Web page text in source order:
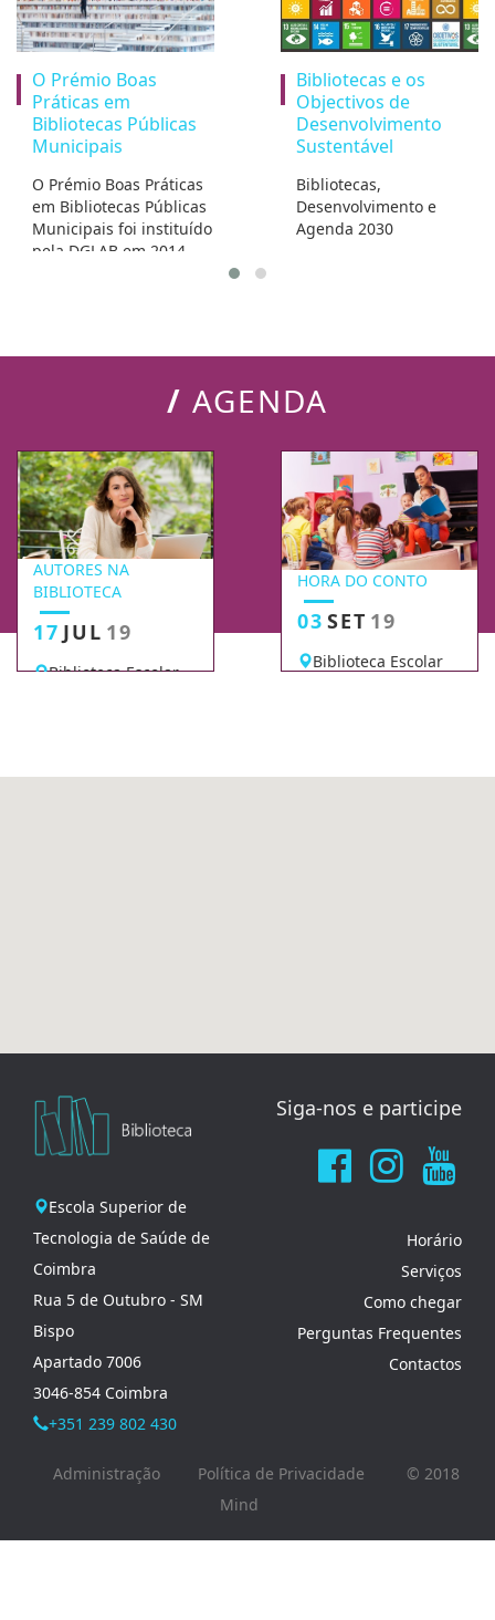
O Prémio Boas
Práticas em
Bibliotecas Públicas
Municipais
O Prémio Boas Práticas
em Bibliotecas Públicas
Municipais foi instituído
pela DGLAB em 2014,
bibliotecas públicas
portuguesas. Pretende-
contribuir para o
reconhecimento e para
a valorização do papel
social das bibliotecas
públicas, promovendo a
divulgação, partilha e
difusão das boas
práticas
Bibliotecas e os
Objectivos de
Desenvolvimento
Sustentável
Bibliotecas,
Desenvolvimento e
Agenda 2030
/ AGENDA
AUTORES NA
BIBLIOTECA
17 JUL 19
Biblioteca Escolar
HORA DO CONTO
03 SET 19
Biblioteca Escolar
Escola Superior de
Tecnologia de Saúde de
Coimbra
Rua 5 de Outubro - SM
Bispo
Apartado 7006
3046-854 Coimbra
+351 239 802 430
Siga-nos e participe
Horário
Serviços
Como chegar
Perguntas Frequentes
Contactos
Administração Política de Privacidade
© 2018
Mind